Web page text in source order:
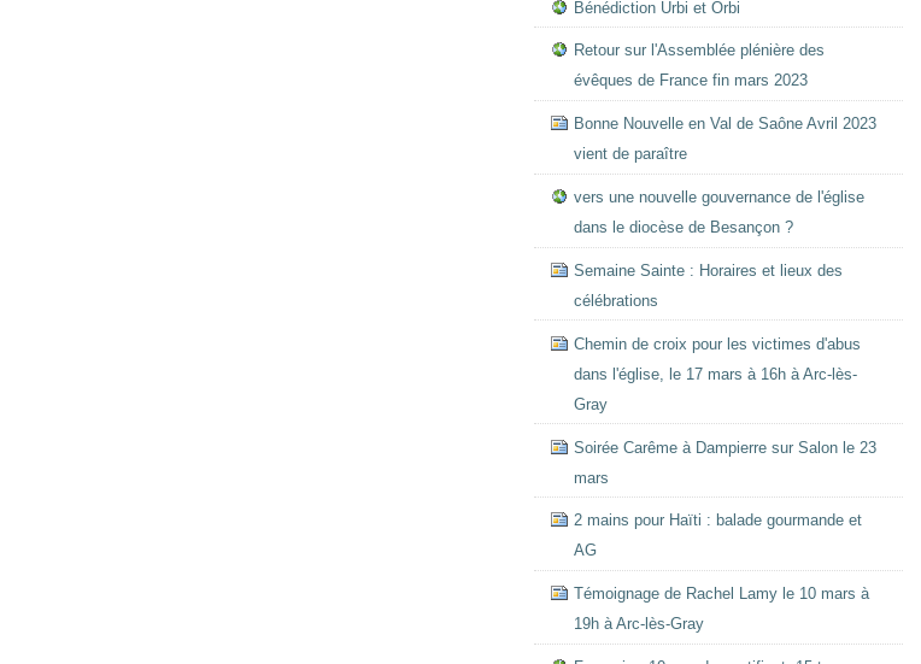
Bénédiction Urbi et Orbi
Retour sur l'Assemblée plénière des
évêques de France fin mars 2023
Bonne Nouvelle en Val de Saône Avril 2023
vient de paraître
vers une nouvelle gouvernance de l'église
dans le diocèse de Besançon ?
Semaine Sainte : Horaires et lieux des
célébrations
Chemin de croix pour les victimes d'abus
dans l'église, le 17 mars à 16h à Arc-lès-
Gray
Soirée Carême à Dampierre sur Salon le 23
mars
2 mains pour Haïti : balade gourmande et
AG
Témoignage de Rachel Lamy le 10 mars à
19h à Arc-lès-Gray